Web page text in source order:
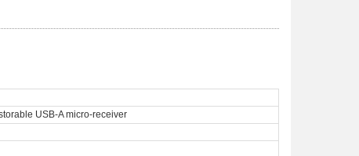
USB-A micro-receiver